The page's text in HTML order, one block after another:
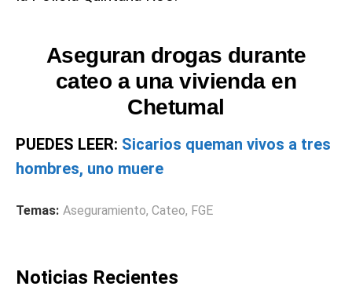
Aseguran drogas durante
cateo a una vivienda en
Chetumal
PUEDES LEER: Sicarios queman vivos a tres
hombres, uno muere
Temas: Aseguramiento, Cateo, FGE
Noticias Recientes